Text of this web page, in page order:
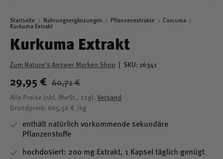
Startseite Nahrungsergänzungen Pflanzenextrakte
Curcuma
Kurkuma Extrakt
Kurkuma Extrakt
Zum Nature's Answer Marken Shop SKU: 16341
29,95 € 60,71 €
Alle Preise inkl. MwSt., zzgl. Versand
Grundpreis: 665,56 € /kg
enthält natürlich vorkommende sekundäre
Pflanzenstoffe
hochdosiert: 200 mg Extrakt, 1 Kapsel täglich genügt